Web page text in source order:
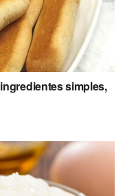
simples,